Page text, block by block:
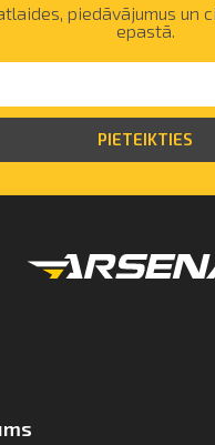
piedāvājumus un
epastā.
PIETEIKTIES